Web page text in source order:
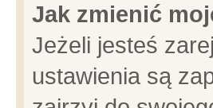
Jak zmienić
Jeżeli jesteś
ustawienia są